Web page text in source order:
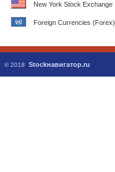
New York Stock Exchange
Foreign Currencies (Forex)
© 2018 Stockнавигатор.ru